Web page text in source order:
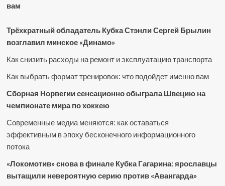
вам
Трёхкратный обладатель Кубка Стэнли Сергей Брылин
возглавил минское «Динамо»
Как снизить расходы на ремонт и эксплуатацию транспорта
Как выбрать формат тренировок: что подойдет именно вам
Сборная Норвегии сенсационно обыграла Швецию на
чемпионате мира по хоккею
Современные медиа меняются: как оставаться
эффективным в эпоху бесконечного информационного
потока
«Локомотив» снова в финале Кубка Гагарина: ярославцы
вытащили невероятную серию против «Авангарда»